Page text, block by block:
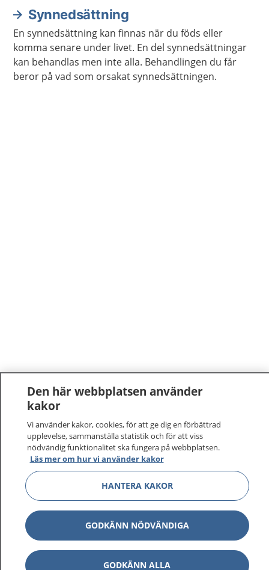
Synnedsättning
En synnedsättning kan finnas när du föds eller
komma senare under livet. En del synnedsättningar
kan behandlas men inte alla. Behandlingen du får
beror på vad som orsakat synnedsättningen.
1177–tryggt om din hälsa och vård
På 1177.se får du råd om hälsa och information om
sjukdomar och vilka mottagningar du kan kontakta.
Logga in för att läsa din journal och göra dina
vårdärenden. Ring telefonnummer 1177 för
sjukvårdsrådgivning dygnet runt.
1177 ger dig råd när du vill må bättre.
Den här webbplatsen använder
kakor
Vi använder kakor, cookies, för att ge dig en förbättrad
upplevelse, sammanställa statistik och för att viss
nödvändig funktionalitet ska fungera på webbplatsen.
Läs mer om hur vi använder kakor
HANTERA KAKOR
GODKÄNN NÖDVÄNDIGA
GODKÄNN ALLA